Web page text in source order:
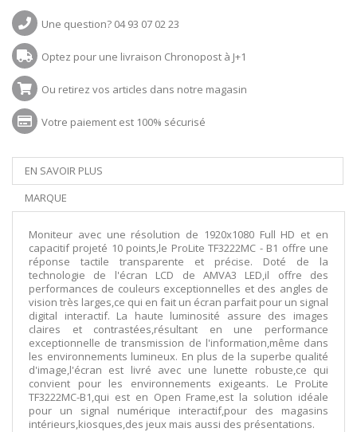
Une question? 04 93 07 02 23
Optez pour une livraison Chronopost à J+1
Ou retirez vos articles dans notre magasin
Votre paiement est 100% sécurisé
EN SAVOIR PLUS
MARQUE
Moniteur avec une résolution de 1920x1080 Full HD et en
capacitif projeté 10 points,le ProLite TF3222MC - B1 offre une
réponse tactile transparente et précise. Doté de la
technologie de l'écran LCD de AMVA3 LED,il offre des
performances de couleurs exceptionnelles et des angles de
vision très larges,ce qui en fait un écran parfait pour un signal
digital interactif. La haute luminosité assure des images
claires et contrastées,résultant en une performance
exceptionnelle de transmission de l'information,même dans
les environnements lumineux. En plus de la superbe qualité
d'image,l'écran est livré avec une lunette robuste,ce qui
convient pour les environnements exigeants. Le ProLite
TF3222MC-B1,qui est en Open Frame,est la solution idéale
pour un signal numérique interactif,pour des magasins
intérieurs,kiosques,des jeux mais aussi des présentations.